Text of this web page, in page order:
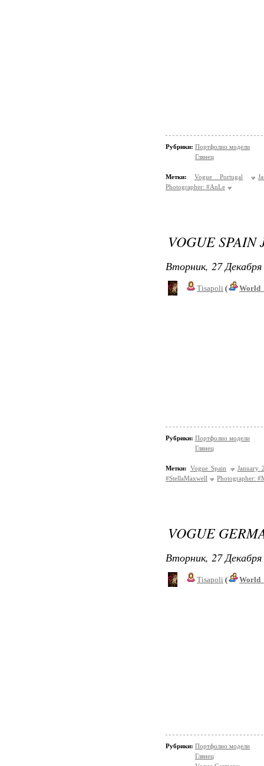
Рубрики: Портфолио модели
Глянец
Метки: Vogue Portugal
Photographer: #AnLe
VOGUE SPAIN
Вторник, 27
Tisapoli (
Рубрики: Портфолио модели
Глянец
Метки: Vogue Spain
January
#StellaMaxwell
Photographer:
VOGUE
Вторник, 27
Tisapoli (
Рубрики: Портфолио модели
Глянец